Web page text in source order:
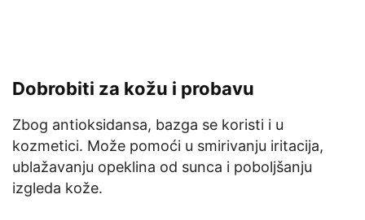
Dobrobiti za kožu i probavu
Zbog antioksidansa, bazga se koristi i u
kozmetici. Može pomoći u smirivanju iritacija,
ublažavanju opeklina od sunca i poboljšanju
izgleda kože.